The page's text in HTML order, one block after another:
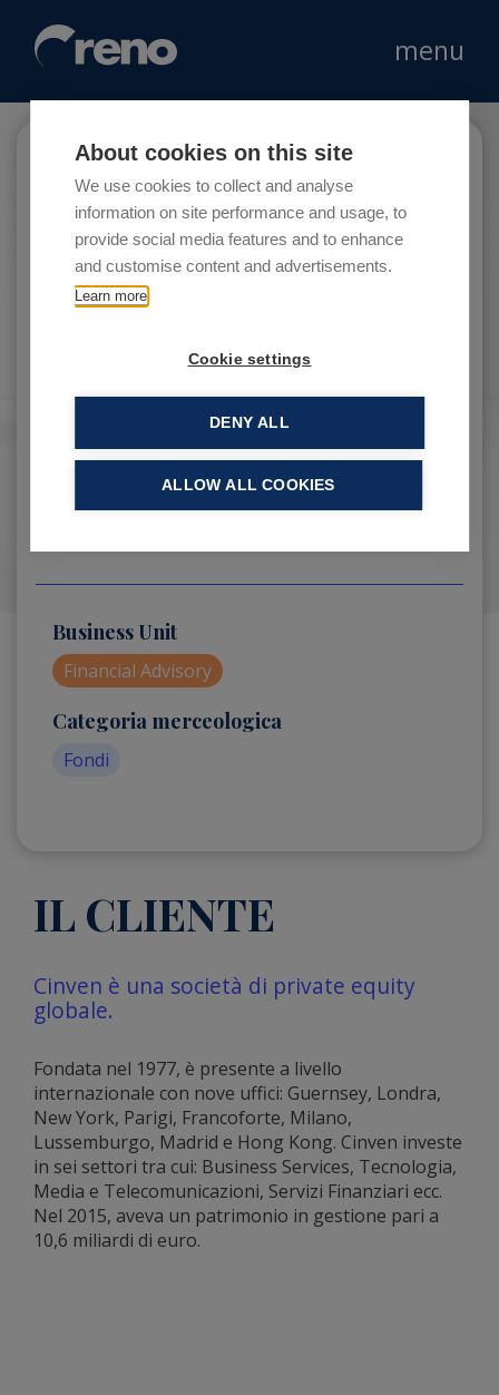
About cookies on this site
We use cookies to collect and analyse
information on site performance and usage, to
provide social media features and to enhance
and customise content and advertisements.
Learn more
Cookie settings
DENY ALL
ALLOW ALL COOKIES
menu
Cinven
Cinven è una società di private equity globale.
Business Unit
Financial Advisory
Categoria merceologica
Fondi
IL CLIENTE
Cinven è una società di private equity
globale.
Fondata nel 1977, è presente a livello
internazionale con nove uffici: Guernsey, Londra,
New York, Parigi, Francoforte, Milano,
Lussemburgo, Madrid e Hong Kong. Cinven investe
in sei settori tra cui: Business Services, Tecnologia,
Media e Telecomunicazioni, Servizi Finanziari ecc.
Nel 2015, aveva un patrimonio in gestione pari a
10,6 miliardi di euro.